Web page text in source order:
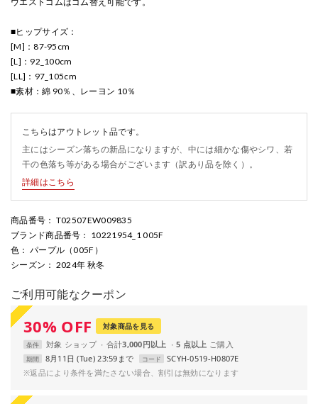
■ヒップサイズ：
[M]：87-95cm
[L]：92_100cm
[LL]：97_105cm
■素材：綿 90％、レーヨン 10％
こちらはアウトレット品です。
主にはシーズン落ちの新品になりますが、中には細かな傷やシワ、若
干の色落ち等がある場合がございます（訳あり品を除く）。
詳細はこちら
商品番号 ： T02507EW009835
ブランド商品番号 ： 10221954_1 005F
色 ： パープル（005F）
シーズン ： 2024年 秋冬
ご利用可能なクーポン
30% OFF 対象商品を見る
条件 対象 ショップ 合計3,000円以上 5 点以上
期間 8月11日 (Tue) 23:59まで コード
SCYH-0519-H0807E
※返品により条件を満たさない場合、割引は無効になります